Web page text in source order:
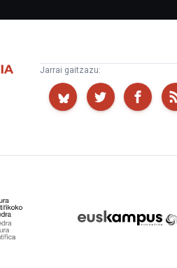
Jarrai gaitzazu: